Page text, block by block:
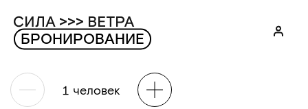
БРОНИРОВАНИЕ
1 человек